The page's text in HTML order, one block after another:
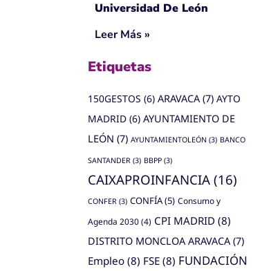
Universidad De León
Leer Más »
Etiquetas
150GESTOS (6) ARAVACA (7) AYTO
MADRID (6) AYUNTAMIENTO DE
LEÓN (7) AYUNTAMIENTOLEÓN (3) BANCO
SANTANDER (3) BBPP (3)
CAIXAPROINFANCIA (16)
CONFER (3) CONFÍA(5) Consumo y
Agenda 2030(4) CPI MADRID (8)
DISTRITO MONCLOA ARAVACA (7)
Empleo (8) FSE (8) FUNDACIÓN